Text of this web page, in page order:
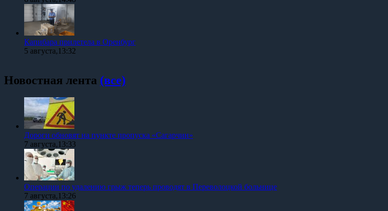
Капибара прилетела в Оренбург
5 августа,13:32
Новостная лента (все)
Дороги обновят на пункте пропуска «Сагарчин»
7 августа,13:33
Операции по удалению грыж теперь проводят в Переволоцкой больнице
7 августа,13:26